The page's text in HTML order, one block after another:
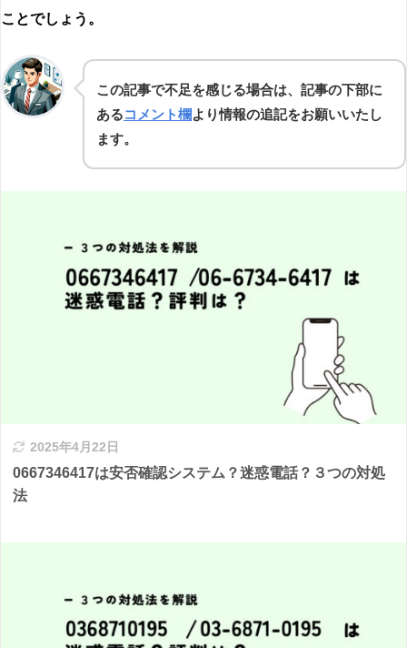
ことでしょう。
この記事で不足を感じる場合は、記事の下部に
あるコメント欄より情報の追記をお願いいたし
ます。
2025年4月22日
0667346417は安否確認システム？迷惑電話？３つの対処
法